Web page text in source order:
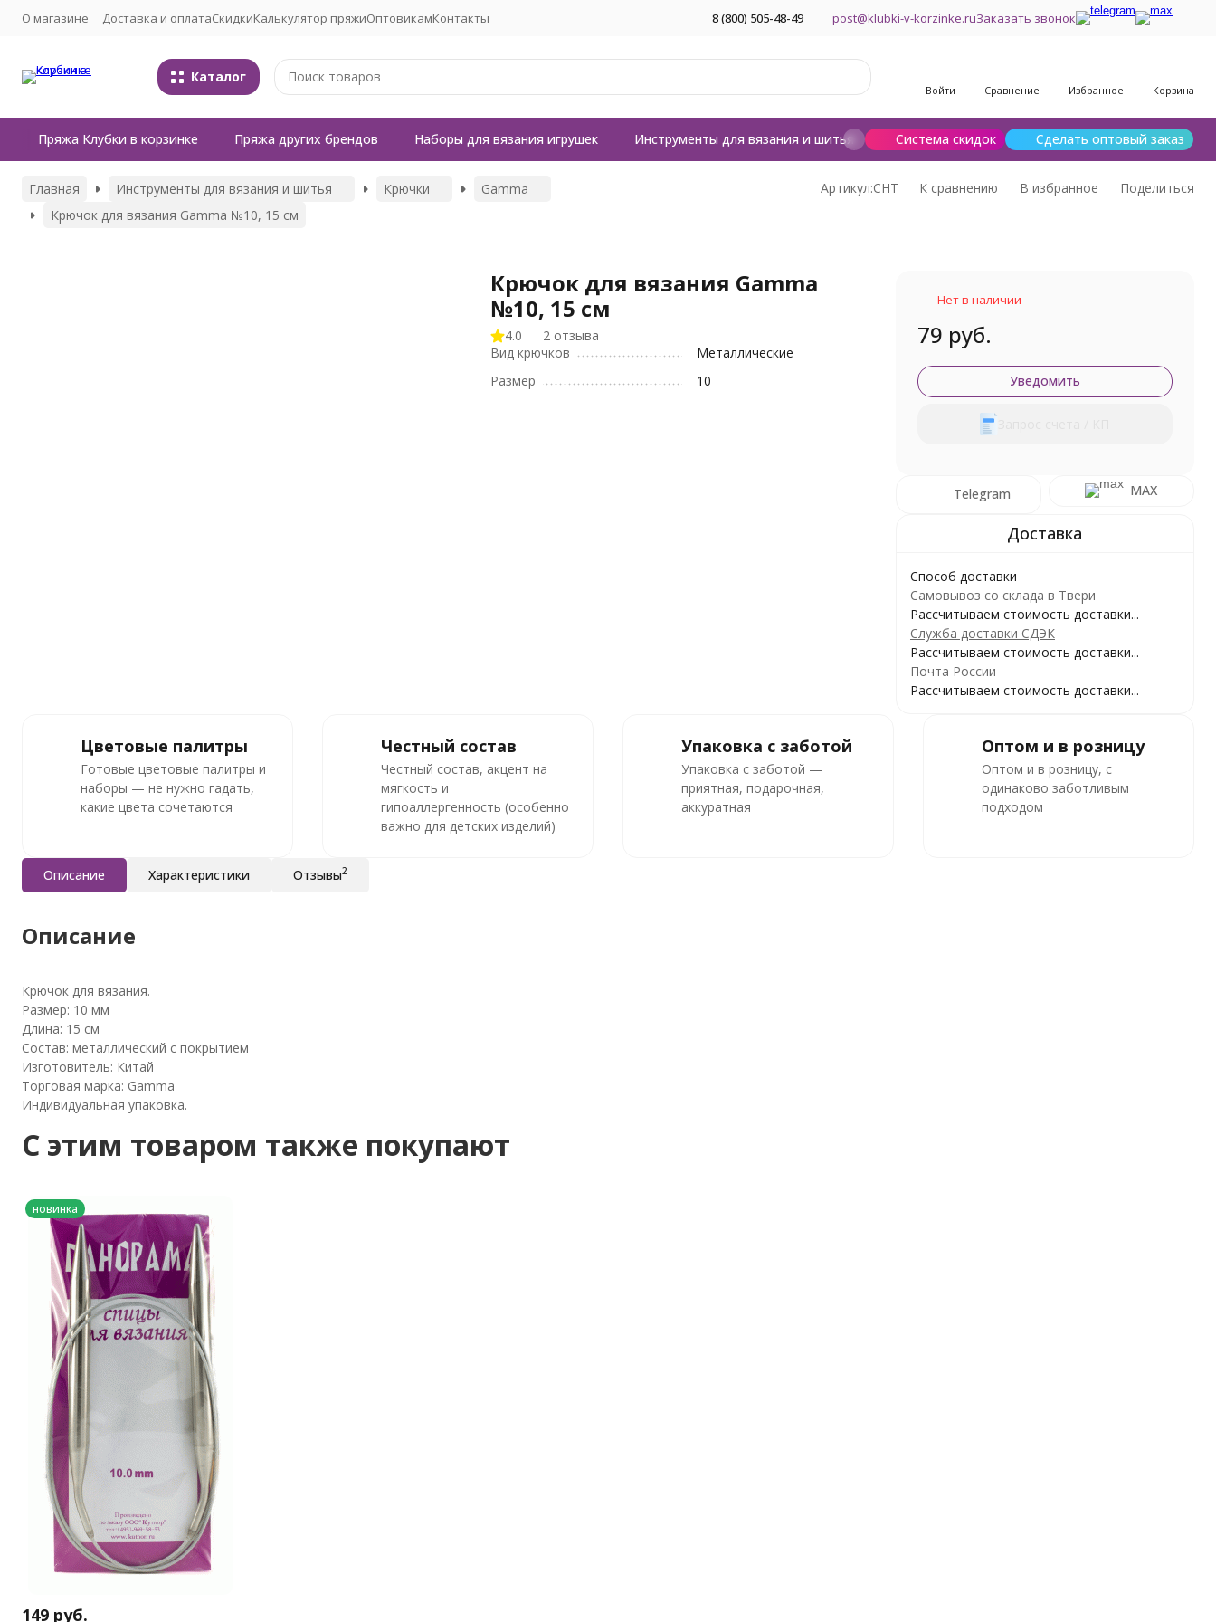
О магазине Доставка и оплатаСкидкиКалькулятор пряжиОптовикамКонтакты 8 (800) 505-48-49 post@klubki-v-korzinke.ruЗаказать звонок
Каталог
Войти Сравнение Избранное Корзина
Система скидок Сделать оптовый заказ
Пряжа Клубки в корзинке Пряжа других брендов Наборы для вязания игрушек Инструменты для вязания и шитья Шерсть для валяния
Главная Инструменты для вязания и шитья Крючки
Gamma
Крючок для вязания Gamma №10, 15 см
Артикул:СНТ К сравнению В избранное Поделиться
Крючок для вязания Gamma
№10, 15 см
4.0
2 отзыва
Вид крючков
Металлические
Размер
10
Нет в наличии
79 руб.
Уведомить
Telegram MAX
Способ доставки
Самовывоз со склада в Твери
Рассчитываем стоимость доставки...
Служба доставки СДЭК
Рассчитываем стоимость доставки...
Почта России
Рассчитываем стоимость доставки...
Цветовые палитры
Готовые цветовые палитры и
наборы — не нужно гадать,
какие цвета сочетаются
Честный состав
Честный состав, акцент на
мягкость и
гипоаллергенность (особенно
важно для детских изделий)
Упаковка с заботой
Упаковка с заботой —
приятная, подарочная,
аккуратная
Оптом и в розницу
Оптом и в розницу, с
одинаково заботливым
подходом
Описание Характеристики Отзывы2
Описание
Крючок для вязания.
Размер: 10 мм
Длина: 15 см
Состав: металлический с покрытием
Изготовитель: Китай
Торговая марка: Gamma
Индивидуальная упаковка.
C этим товаром также покупают
новинка
149 руб.